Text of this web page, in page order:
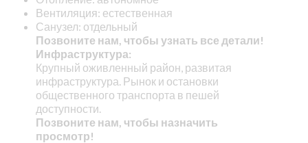
Вентиляция: естественная
Санузел: отдельный
Позвоните нам, чтобы узнать все детали!
Инфраструктура:
Крупный оживленный район, развитая
инфраструктура. Рынок и остановки
общественного транспорта в пешей
доступности.
Позвоните нам, чтобы назначить
просмотр!